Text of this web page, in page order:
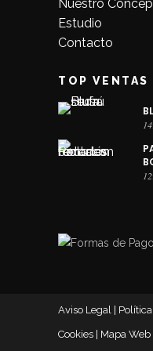
Nuestro
Estudio
Contacto
TOP VENTAS
Aviso Legal
Cookies Mapa Web